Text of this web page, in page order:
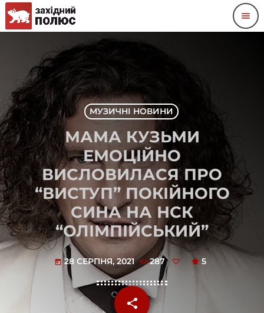
menu
МУЗИЧНІ НОВИНИ
МАМА КУЗЬМИ
ЕМОЦІЙНО
ВИСЛОВИЛАСЯ ПРО
“ВИСТУП” ПОКІЙНОГО
СИНА НА НСК
“ОЛІМПІЙСЬКИЙ”
today 28 СЕРПНЯ, 2021 287 5
share
email